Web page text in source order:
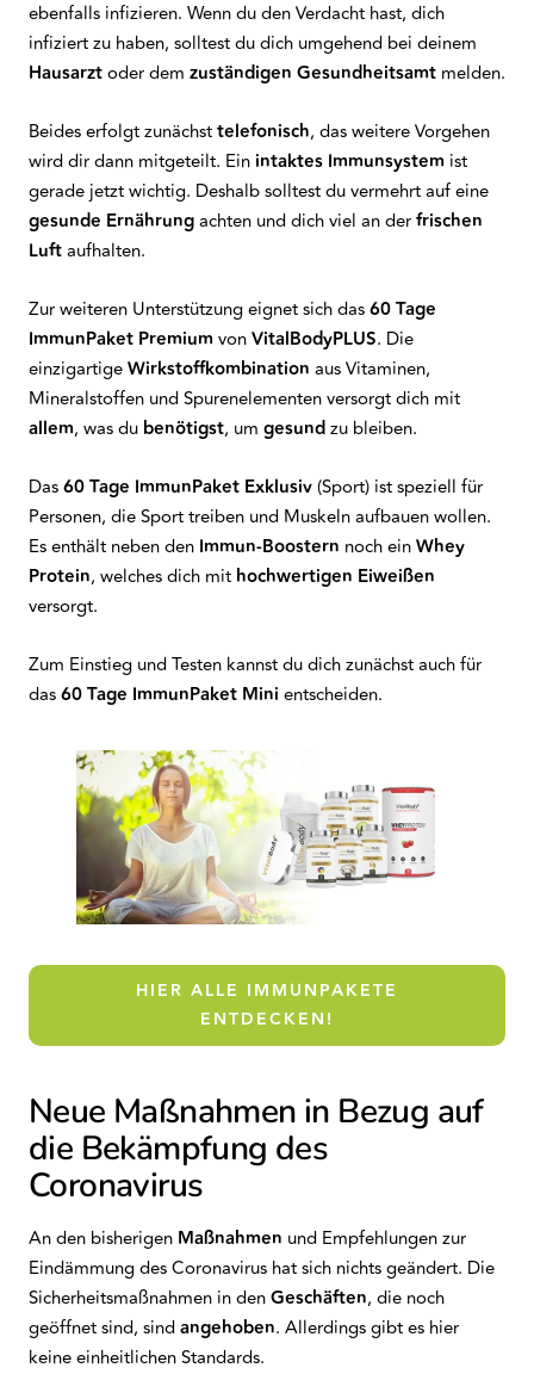
ebenfalls infizieren. Wenn du den Verdacht hast, dich
infiziert zu haben, solltest du dich umgehend bei deinem
Hausarztoder dem zuständigen Gesundheitsamt melden.
Beides erfolgt zunächsttelefonisch, das weitere Vorgehen
wird dir dann mitgeteilt. Ein intaktes Immunsystem ist
gerade jetzt wichtig. Deshalb solltest du vermehrt auf eine
gesunde Ernährungachten und dich viel an derfrischen
Luftaufhalten.
Zur weiteren Unterstützung eignet sich das60 Tage
ImmunPaket Premium vonVitalBodyPLUS. Die
einzigartigeWirkstoffkombination aus Vitaminen,
Mineralstoffen und Spurenelementen versorgt dich mit
allem, was du benötigst, um gesundzu bleiben.
Das60 Tage ImmunPaket Exklusiv(Sport) ist speziell für
Personen, die Sport treiben und Muskeln aufbauen wollen.
Es enthält neben den Immun-Boostern noch einWhey
Protein, welches dich mit hochwertigen Eiweißen
versorgt.
Zum Einstieg und Testen kannst du dich zunächst auch für
das60 Tage ImmunPaket Mini entscheiden.
HIER ALLE IMMUNPAKETE
ENTDECKEN!
Neue Maßnahmen in Bezug auf
die Bekämpfung des
Coronavirus
An den bisherigen Maßnahmen und Empfehlungen zur
Eindämmung des Coronavirus hat sich nichts geändert. Die
Sicherheitsmaßnahmen in denGeschäften, die noch
geöffnet sind, sindangehoben. Allerdings gibt es hier
keine einheitlichen Standards.